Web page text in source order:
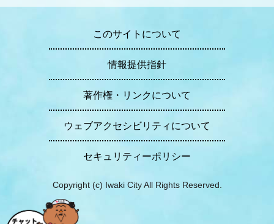
このサイトについて
情報提供指針
著作権・リンクについて
ウェブアクセシビリティについて
セキュリティーポリシー
Copyright (c) Iwaki City All Rights Reserved.